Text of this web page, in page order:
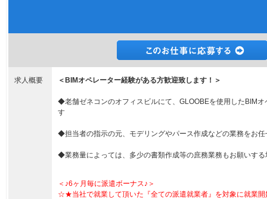
求人概要 ＜BIMオペレーター経験がある方歓迎致します！＞
◆老舗ゼネコンのオフィスビルにて、GLOOBEを使用したBIM
す
◆担当者の指示の元、モデリングやパース作成などの業務をお任
◆業務量によっては、多少の書類作成等の庶務業務もお願いす
＜♪6ヶ月毎に派遣ボーナス♪＞
☆★当社で就業して頂いた『全ての派遣就業者』を対象に就業開